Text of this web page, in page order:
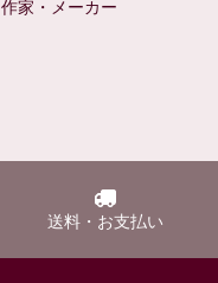
作家・メーカー
送料・お支払い